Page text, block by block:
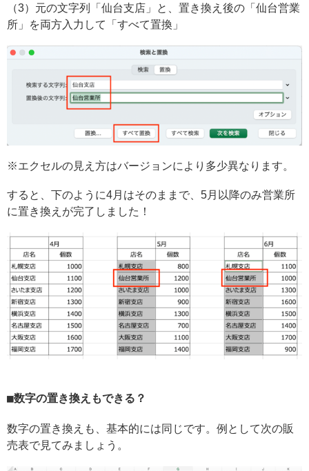
（3）元の文字列「仙台支店」と、置き換え後の「仙台営業
所」を両方入力して「すべて置換」
※エクセルの見え方はバージョンにより多少異なります。
すると、下のように4月はそのままで、5月以降のみ営業所
に置き換えが完了しました！
数字の置き換えもできる？
数字の置き換えも、基本的には同じです。例として次の販
売表で見てみましょう。